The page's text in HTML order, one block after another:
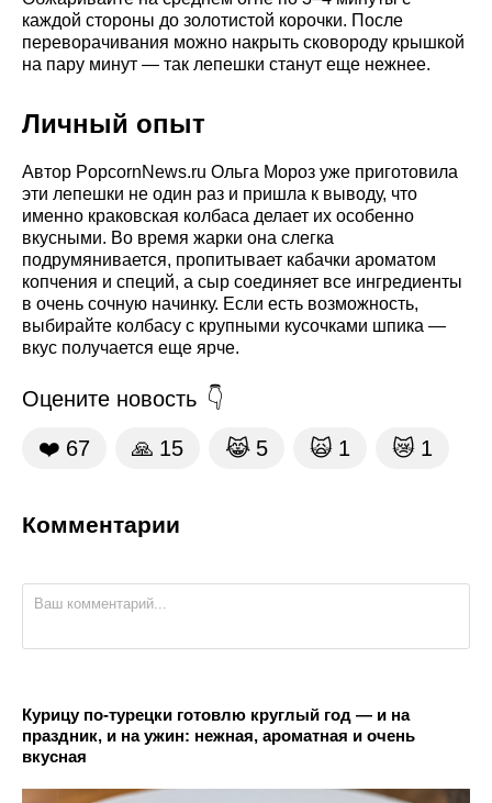
каждой стороны до золотистой корочки. После
переворачивания можно накрыть сковороду крышкой
на пару минут — так лепешки станут еще нежнее.
Личный опыт
Автор PopcornNews.ru Ольга Мороз уже приготовила
эти лепешки не один раз и пришла к выводу, что
именно краковская колбаса делает их особенно
вкусными. Во время жарки она слегка
подрумянивается, пропитывает кабачки ароматом
копчения и специй, а сыр соединяет все ингредиенты
в очень сочную начинку. Если есть возможность,
выбирайте колбасу с крупными кусочками шпика —
вкус получается еще ярче.
Оцените новость
❤️ 67 🙏 15 😹 5 🙀 1 😿 1
Комментарии
Курицу по-турецки готовлю круглый год — и на
праздник, и на ужин: нежная, ароматная и очень
вкусная